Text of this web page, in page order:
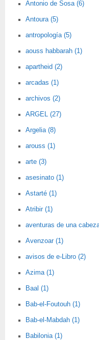
Antonio de Sosa (6)
Antoura (5)
antropología (5)
aouss habbarah (1)
apartheid (2)
arcadas (1)
archivos (2)
ARGEL (27)
Argelia (8)
arouss (1)
arte (3)
asesinato (1)
Astarté (1)
Atribir (1)
aventuras de una
Avenzoar (1)
avisos de e-Libro (2)
Azima (1)
Baal (1)
Bab-el-Foutouh (1)
Bab-el-Mabdah (1)
Babilonia (1)